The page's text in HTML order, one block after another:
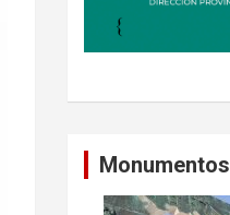
Monumentos